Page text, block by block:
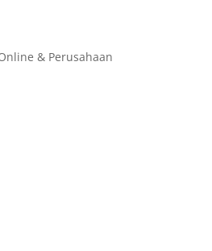
& Perusahaan